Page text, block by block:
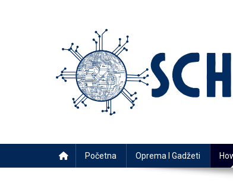
Početna Oprema I Gadžeti